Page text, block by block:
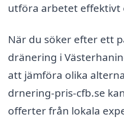
utföra arbetet effektivt
När du söker efter ett
dränering i
att jämföra olika
drnering-pris-cfb.se
offerter från lokala